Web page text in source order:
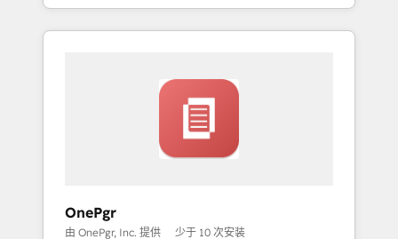
OnePgr
由 OnePgr, Inc. 提供 少于 10 次安装